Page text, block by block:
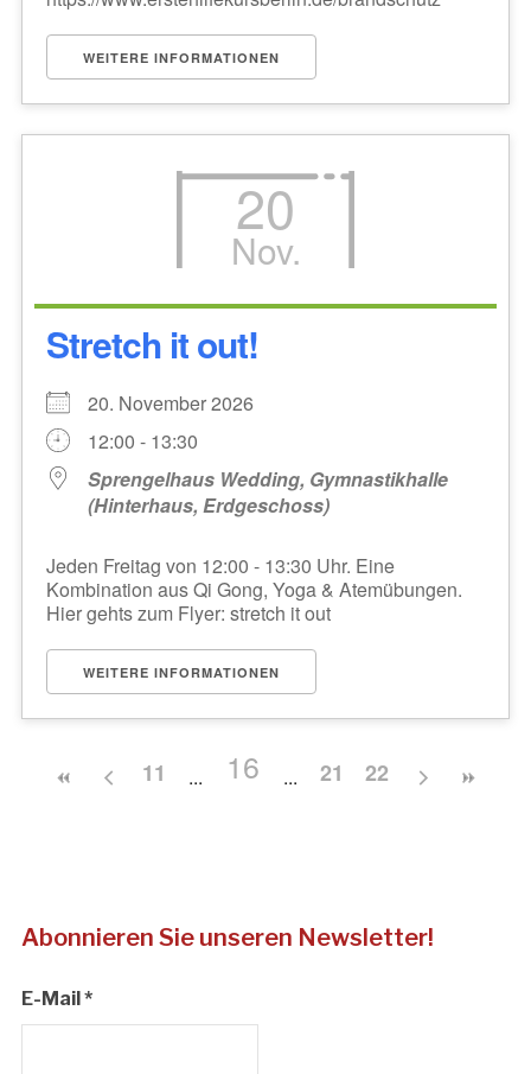
WEITERE INFORMATIONEN
20
Nov.
Stretch it out!
20. November 2026
12:00 - 13:30
Sprengelhaus Wedding, Gymnastikhalle
(Hinterhaus, Erdgeschoss)
Jeden Freitag von 12:00 - 13:30 Uhr. Eine
Kombination aus Qi Gong, Yoga & Atemübungen.
Hier gehts zum Flyer: stretch it out
WEITERE INFORMATIONEN
11 16 21 22
Abonnieren Sie unseren Newsletter!
E-Mail*